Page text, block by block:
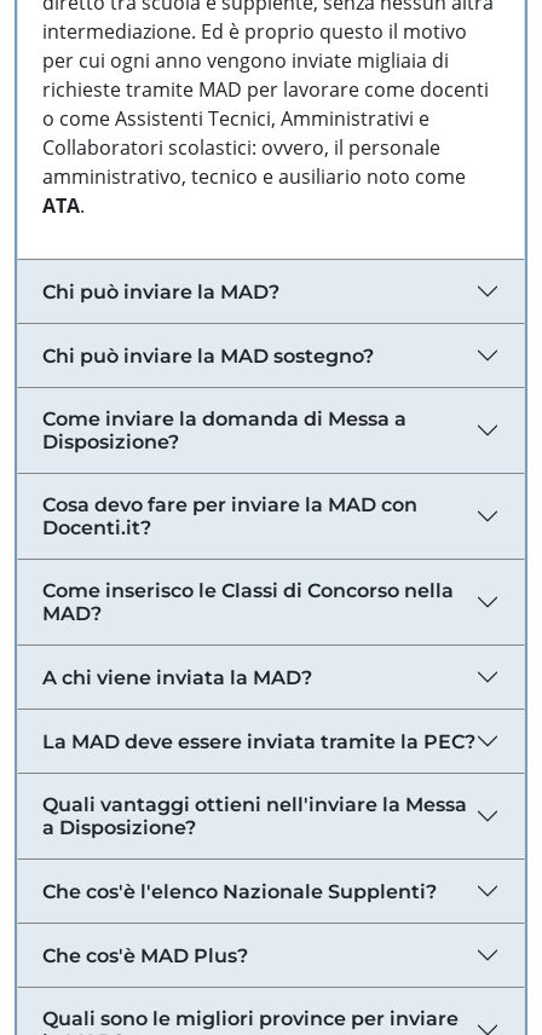
intermediazione. Ed è proprio questo il motivo
per cui ogni anno vengono inviate migliaia di
richieste tramite MAD per lavorare come docenti
o come Assistenti Tecnici, Amministrativi e
Collaboratori scolastici: ovvero, il personale
amministrativo, tecnico e ausiliario noto come
ATA.
Chi può inviare la MAD?
Chi può inviare la MAD sostegno?
Come inviare la domanda di Messa a
Disposizione?
Cosa devo fare per inviare la MAD con
Docenti.it?
Come inserisco le Classi di Concorso nella
MAD?
A chi viene inviata la MAD?
La MAD deve essere inviata tramite la PEC?
Quali vantaggi ottieni nell'inviare la Messa
a Disposizione?
Che cos'è l'elenco Nazionale Supplenti?
Che cos'è MAD Plus?
Quali sono le migliori province per inviare